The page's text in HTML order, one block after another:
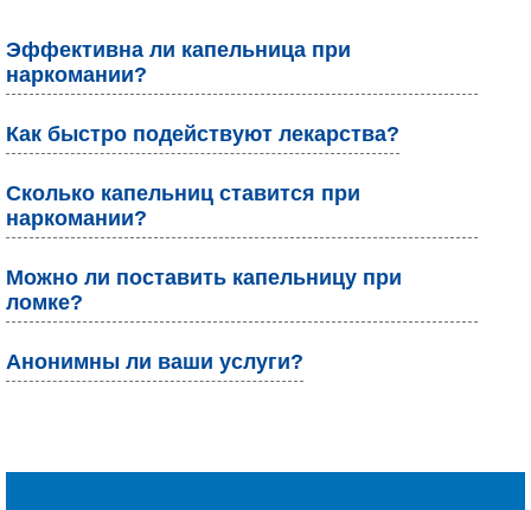
Эффективна ли капельница при
наркомании?
Как быстро подействуют лекарства?
Сколько капельниц ставится при
наркомании?
Можно ли поставить капельницу при
ломке?
Анонимны ли ваши услуги?